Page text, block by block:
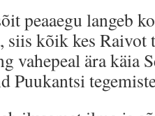
peaaegu langeb
siis kõik kes
vahepeal ära käia
Puukantsi